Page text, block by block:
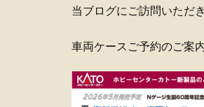
当ブログにご訪問いただ
車両ケースご予約のご案内